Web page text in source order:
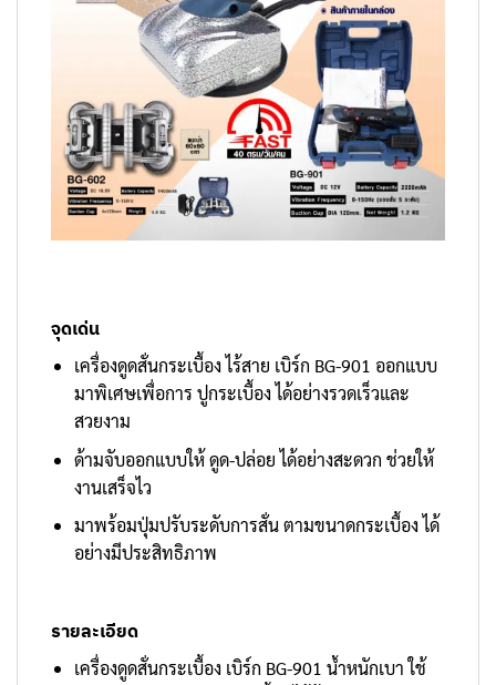
จุดเด่น
เครื่องดูดสั่นกระเบื้อง ไร้สาย เบิร์ก BG-901 ออกแบบ
มาพิเศษเพื่อการ ปูกระเบื้อง ได้อย่างรวดเร็วและ
สวยงาม
ด้ามจับออกแบบให้ ดูด-ปล่อย ได้อย่างสะดวก ช่วยให้
งานเสร็จไว
มาพร้อมปุ่มปรับระดับการสั่น ตามขนาดกระเบื้อง ได้
อย่างมีประสิทธิภาพ
รายละเอียด
เครื่องดูดสั่นกระเบื้อง เบิร์ก BG-901 น้ำหนักเบา ใช้